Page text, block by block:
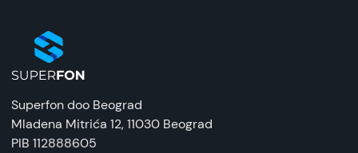
Superfon doo Beograd
Mladena Mitrića 12, 11030 Beograd
PIB 112888605